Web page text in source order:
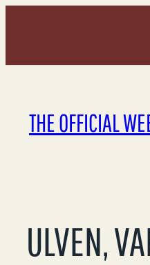
content
THE OFFICIAL
ULVEN,